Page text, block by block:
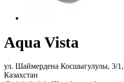
Aqua Vista
ул. Шаймердена Косшыгулулы, 3/
Казахстан